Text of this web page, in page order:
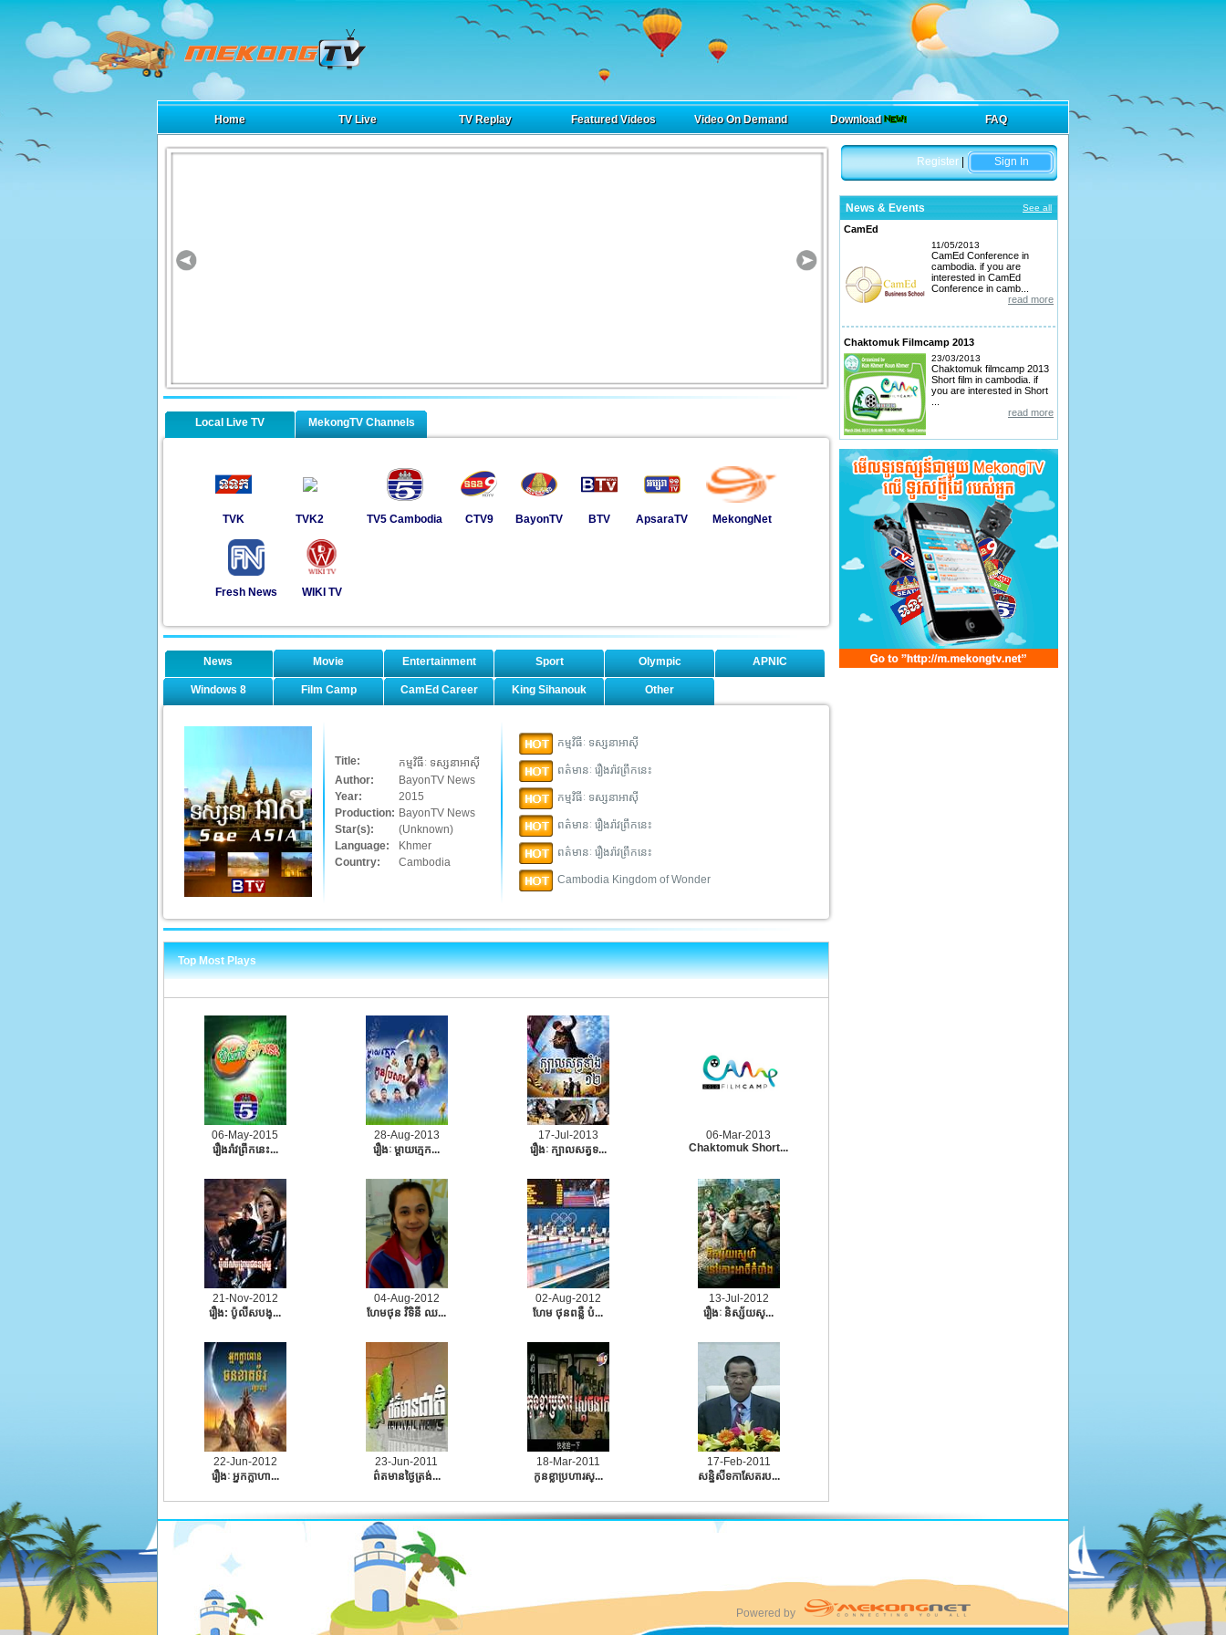
Home TV Live TV Replay Featured Videos Video On Demand Download FAQ
Local Live TV MekongTV Channels
TVK TVK2 TV5 Cambodia CTV9 BayonTV BTV ApsaraTV MekongNet
Fresh News WIKI TV
News Movie Entertainment Sport Olympic APNIC
Windows 8 Film Camp CamEd Career King Sihanouk Other
Title:
កម្មវិធីៈ ទស្សនាអាស៊ី
Author:
BayonTV News
Year:
2015
Production: BayonTV News
Star(s):
(Unknown)
Language:
Khmer
Country:
Cambodia
កម្មវិធីៈ ទស្សនាអាស៊ី
ពត៌មានៈ រឿងរ៉ាវព្រឹកនេះ
កម្មវិធីៈ ទស្សនាអាស៊ី
ពត៌មានៈ រឿងរ៉ាវព្រឹកនេះ
ពត៌មានៈ រឿងរ៉ាវព្រឹកនេះ
Cambodia Kingdom of Wonder
Top Most Plays
06-May-2015
រឿងរ៉ាវព្រឹកនេះ...
28-Aug-2013
រឿងៈ ម្ដាយក្មេក...
17-Jul-2013
រឿងៈ ក្បាលសត្វទ...
06-Mar-2013
Chaktomuk Short...
21-Nov-2012
រឿង:​ ប៉ូលីសបង្...
04-Aug-2012
ហែមថុន វិទិនី ឈ...
02-Aug-2012
ហែម ថុនពន្លឺ បំ...
13-Jul-2012
រឿងៈ​ និស្ស័យស្...
22-Jun-2012
រឿងៈ អ្នកក្លាហា...
23-Jun-2011
ព៌តមានថ្ងៃត្រង់...
18-Mar-2011
កូនខ្លាប្រហារស្...
17-Feb-2011
សនិ្នសីទកាសែតរប...
Sign In
Register
News & Events See all
CamEd
11/05/2013
CamEd Conference in
cambodia. if you are
interested in CamEd
Conference in camb...
read more
Chaktomuk Filmcamp 2013
23/03/2013
Chaktomuk filmcamp 2013
Short film in cambodia. if
you are interested in Short
read more
Powered by